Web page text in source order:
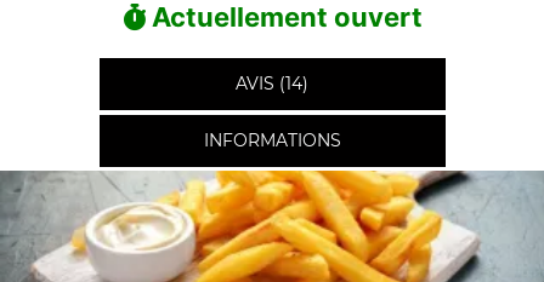
Actuellement ouvert
AVIS (14)
INFORMATIONS